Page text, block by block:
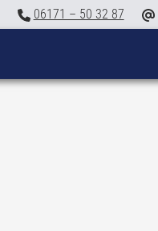
06171 – 50 32 87